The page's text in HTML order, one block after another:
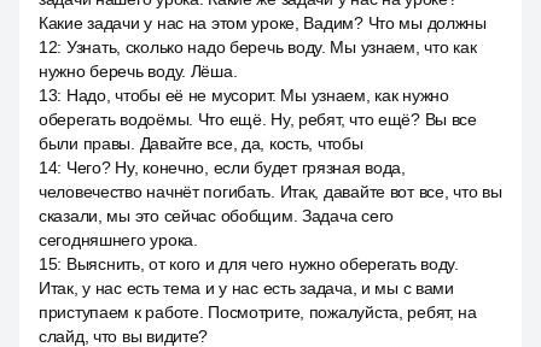
Какие задачи у нас на этом уроке, Вадим? Что мы должны
12: Узнать, сколько надо беречь воду. Мы узнаем, что как
нужно беречь воду. Лёша.
13: Надо, чтобы её не мусорит. Мы узнаем, как нужно
оберегать водоёмы. Что ещё. Ну, ребят, что ещё? Вы все
были правы. Давайте все, да, кость, чтобы
14: Чего? Ну, конечно, если будет грязная вода,
человечество начнёт погибать. Итак, давайте вот все, что вы
сказали, мы это сейчас обобщим. Задача сего
сегодняшнего урока.
15: Выяснить, от кого и для чего нужно оберегать воду.
Итак, у нас есть тема и у нас есть задача, и мы с вами
приступаем к работе. Посмотрите, пожалуйста, ребят, на
слайд, что вы видите?